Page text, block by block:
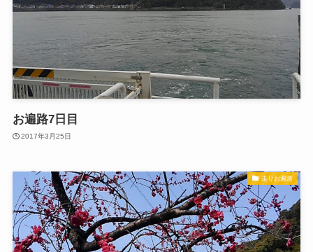
お遍路7日目
2017年3月25日
走りお遍路